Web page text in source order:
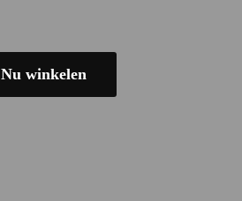
Nu winkelen